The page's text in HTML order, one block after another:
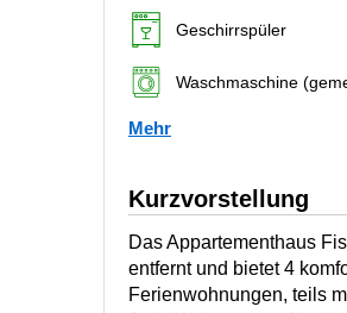
Geschirrspüler
Waschmaschine
Mehr
Kurzvorstellung
Das Appartementhaus
entfernt und bietet 4
Ferienwohnungen, teils